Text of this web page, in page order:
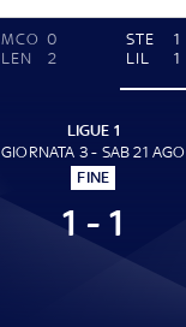
MCO 0
LEN
2
STE
1
LIL
1
LIGUE 1
GIORNATA 3 - SAB 21 AGO
FINE
1 - 1